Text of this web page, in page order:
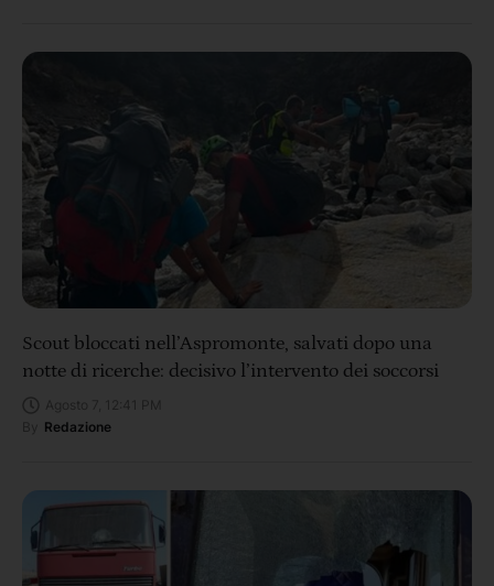
Scout bloccati nell’Aspromonte, salvati dopo una
notte di ricerche: decisivo l’intervento dei soccorsi
Redazione